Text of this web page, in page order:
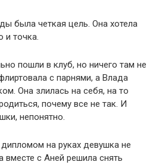
была четкая цель. Она хотела
и точка.
пошли в клуб, но ничего там не
с парнями, а Влада
Она злилась на себя, на то
почему все не так. И
непонятно.
на руках девушка не
вместе с Аней решила снять